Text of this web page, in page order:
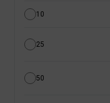
10
25
50